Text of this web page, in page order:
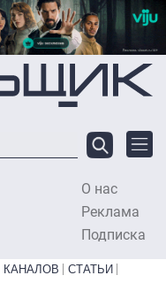
О нас
Реклама
Подписка
КАНАЛОВ
СТАТЬИ